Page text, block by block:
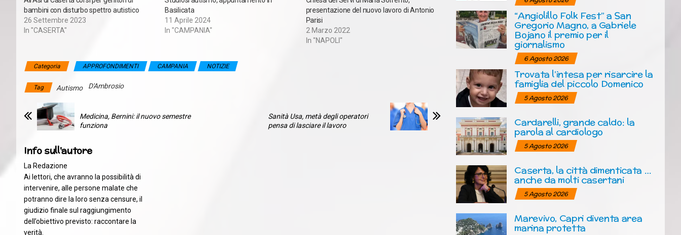
bambini con disturbo spettro autistico
26 Settembre 2023
In "CASERTA"
Basilicata
11 Aprile 2024
In "CAMPANIA"
presentazione del nuovo lavoro di Antonio
Parisi
2 Marzo 2022
In "NAPOLI"
Categoria APPROFONDIMENTI CAMPANIA NOTIZIE
Tag Autismo D'Ambrosio
Medicina, Bernini: il nuovo semestre
funziona
Sanità Usa, metà degli operatori
pensa di lasciare il lavoro
Info sull'autore
La Redazione
Ai lettori, che avranno la possibilità di
intervenire, alle persone malate che
potranno dire la loro senza censure, il
giudizio finale sul raggiungimento
dell’obiettivo previsto: raccontare la
verità.
“Angiolillo Folk Fest” a San
Gregorio Magno, a Gabriele
Bojano il premio per il
giornalismo
6 Agosto 2026
Trovata l’intesa per risarcire la
famiglia del piccolo Domenico
5 Agosto 2026
Cardarelli, grande caldo: la
parola al cardiologo
5 Agosto 2026
Caserta, la città dimenticata …
anche da molti casertani
5 Agosto 2026
Marevivo, Capri diventa area
marina protetta